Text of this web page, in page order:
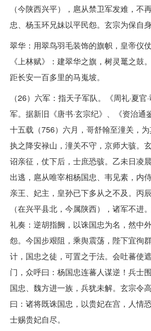
（今陕西兴平），扈从禁卫军发难，不
忠、杨玉环兄妹以平民怨。玄宗为保自身
翠华：用翠鸟羽毛装饰的旗帜，皇帝仪
《上林赋》：建翠华之旗，树灵鼍之鼓
距长安一百多里的马嵬坡。
（26）六军：指天子军队。《周礼·夏官
军。据新旧《唐书·玄宗纪》、《资治通
十五载（756）六月，哥舒翰至潼关，
执之降安禄山，潼关不守，京师大骇。
诏亲征，仗下后，士庶恐骇。乙未日凌
出逃，扈从唯宰相杨国忠、韦见素，内
亲王、妃主，皇孙已下多从之不及。丙
（在兴平县北，今属陕西），诸军不进
礼奏：逆胡指阙，以诛国忠为名，然中
怨。今国步艰阻，乘舆震荡，陛下宜徇
计，国忠之徒，可置之于法。会吐蕃使
门，众呼曰：杨国忠连蕃人谋逆！兵士
国忠、魏方进一族，兵犹未解。玄宗令
曰：诸将既诛国忠，以贵妃在宫，人情
士赐贵妃自尽。